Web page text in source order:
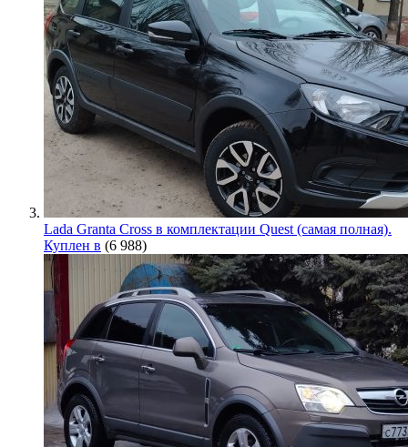
Lada Granta Cross в комплектации Quest (самая полная).
Куплен в (6 988)